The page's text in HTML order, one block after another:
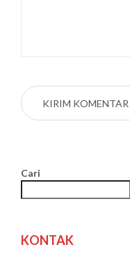
Cari
KONTAK